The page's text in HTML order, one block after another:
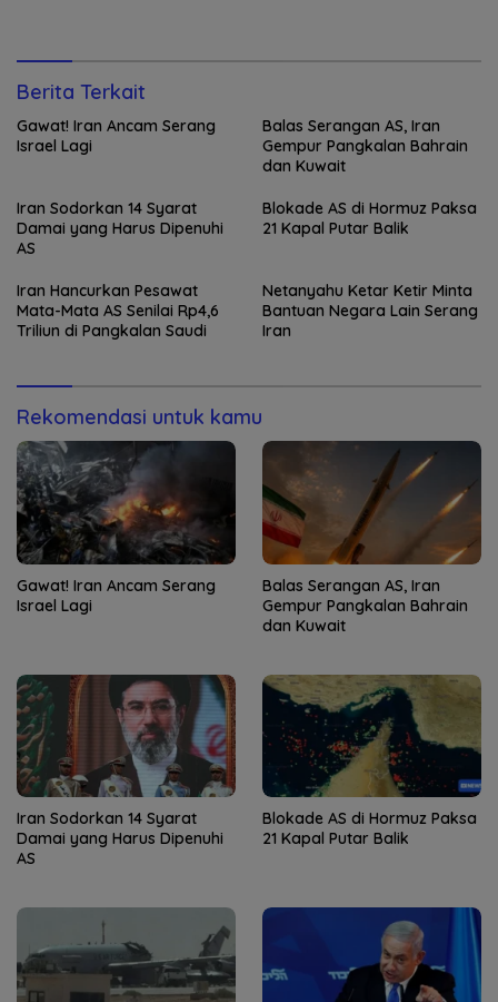
Berita Terkait
Gawat! Iran Ancam Serang
Israel Lagi
Balas Serangan AS, Iran
Gempur Pangkalan Bahrain
dan Kuwait
Iran Sodorkan 14 Syarat
Damai yang Harus Dipenuhi
AS
Blokade AS di Hormuz Paksa
21 Kapal Putar Balik
Iran Hancurkan Pesawat
Mata-Mata AS Senilai Rp4,6
Triliun di Pangkalan Saudi
Netanyahu Ketar Ketir Minta
Bantuan Negara Lain Serang
Iran
Rekomendasi untuk kamu
Gawat! Iran Ancam Serang
Israel Lagi
Balas Serangan AS, Iran
Gempur Pangkalan Bahrain
dan Kuwait
Iran Sodorkan 14 Syarat
Damai yang Harus Dipenuhi
AS
Blokade AS di Hormuz Paksa
21 Kapal Putar Balik